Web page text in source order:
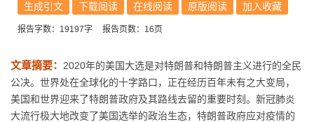
生成引文 下载阅读 在线阅读 原版阅读 加入收藏
报告字数：19197字 报告页数：16页
文章摘要： 2020年的美国大选是对特朗普和特朗普主义进行的全民
公决。世界处在全球化的十字路口，正在经历百年未有之大变局，
美国和世界迎来了特朗普政府及其路线去留的重要时刻。新冠肺炎
大流行极大地改变了美国选举的政治生态，特朗普政府应对疫情的